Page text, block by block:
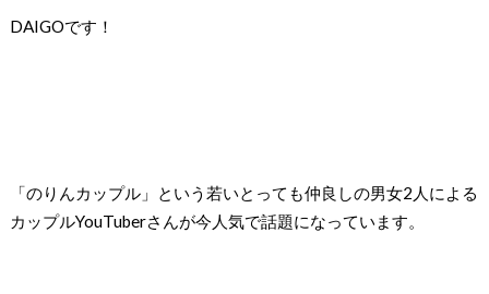
DAIGOです！
「のりんカップル」という若いとっても仲良しの男女2人による
カップルYouTuberさんが今人気で話題になっています。